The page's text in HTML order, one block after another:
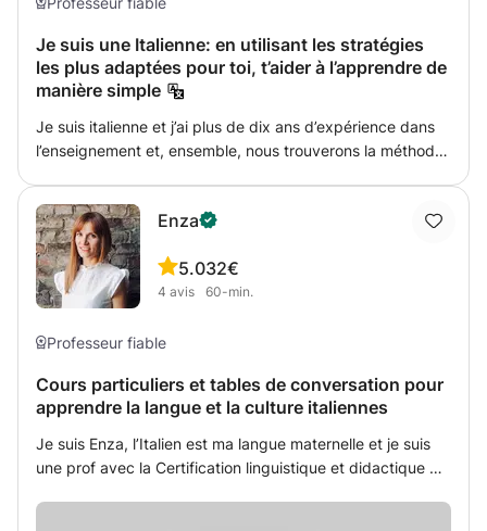
Je suis une Italienne: en utilisant les stratégies
les plus adaptées pour toi, t’aider à l’apprendre de
manière simple
Je suis italienne et j’ai plus de dix ans d’expérience dans
l’enseignement et, ensemble, nous trouverons la méthode
modes d’apprentissage différents, c’est pourquoi je
prépare des schémas et des explications sur mesure. Je
mise beaucoup sur la clarté et l’organisation. La durée
typique est de 60 minutes, mais elle peut être adaptée
Enza
5.0
4 avis
32€
60-min.
Professeur fiable
Cours particuliers et tables de conversation pour
apprendre la langue et la culture italiennes
Je suis Enza, l’Italien est ma langue maternelle et je suis
une prof avec la Certification linguistique et didactique de